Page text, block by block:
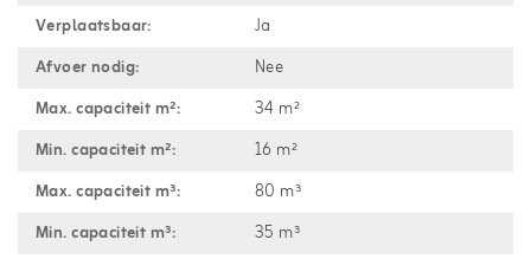
Verplaatsbaar:
Ja
Afvoer nodig:
Nee
Max. capaciteit m²:
34 m²
Min. capaciteit m²:
16 m²
Max. capaciteit m³:
80 m³
Min. capaciteit m³:
35 m³